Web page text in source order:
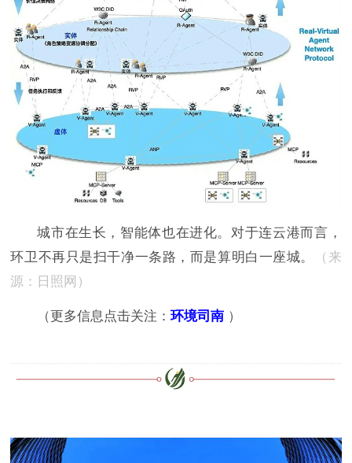
城市在生长，智能体也在进化。对于连云港而言，
环卫不再只是扫干净一条路，而是算明白一座城。
（来
源：日照网）
（更多信息点击关注：环境司南 ）